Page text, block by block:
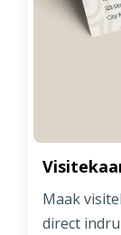
Maak
direct